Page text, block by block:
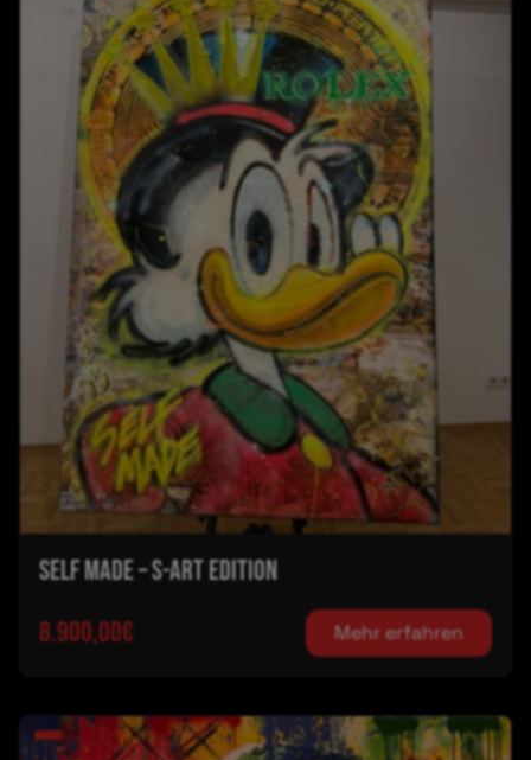
SELF MADE – S-ART EDITION
8.900,00€
Mehr erfahren